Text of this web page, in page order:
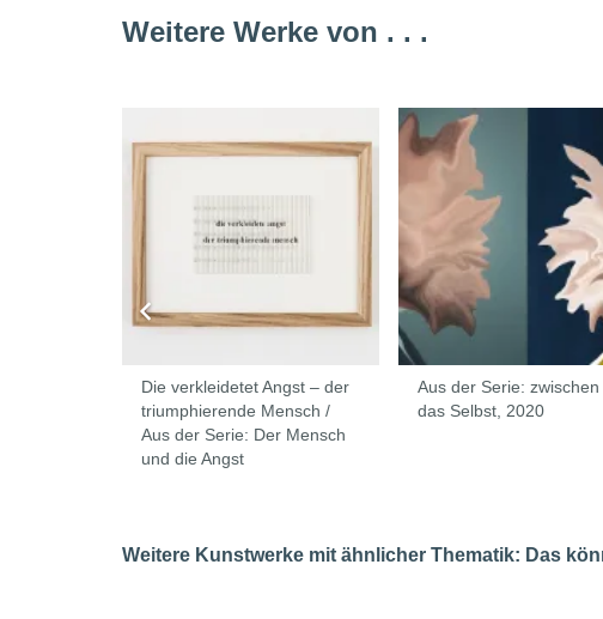
Weitere Werke von . . .
Die verkleidetet Angst – der
triumphierende Mensch /
Aus der Serie: Der Mensch
und die Angst
Aus der Serie:
das Selbst, 2020
Weitere Kunstwerke mit ähnlicher Thematik: Das